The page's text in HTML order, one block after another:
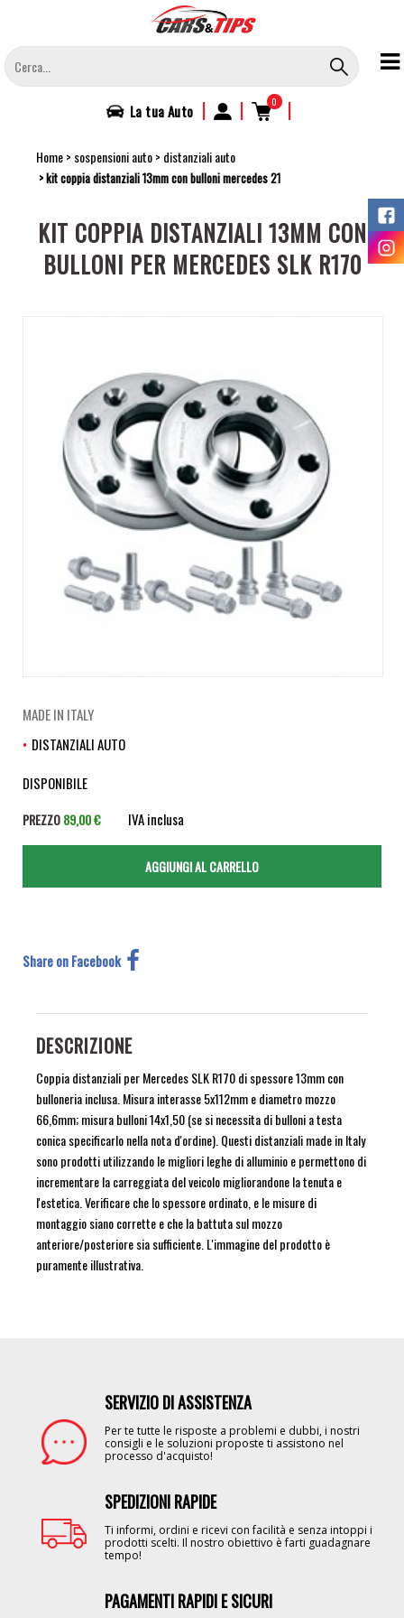
contenuto
principale
La tuaAuto | | 0 |
Home sospensioni auto distanziali auto
kit coppia distanziali 13mm con bulloni mercedes 21
KIT COPPIA DISTANZIALI 13MM CON
BULLONI PER MERCEDES SLK R170
MADE IN ITALY
DISTANZIALI AUTO
DISPONIBILE
PREZZO89,00 € IVA inclusa
Share on Facebook
DESCRIZIONE
Coppia distanziali per Mercedes SLK R170 di spessore 13mm con
bulloneria inclusa. Misura interasse 5x112mm e diametro mozzo
66,6mm; misura bulloni 14x1,50 (se si necessita di bulloni a testa
conica specificarlo nella nota d'ordine). Questi distanziali made in Italy
sono prodotti utilizzando le migliori leghe di alluminio e permettono di
incrementare la carreggiata del veicolo migliorandone la tenuta e
l'estetica. Verificare che lo spessore ordinato, e le misure di
montaggio siano corrette e che la battuta sul mozzo
anteriore/posteriore sia sufficiente. L'immagine del prodotto è
puramente illustrativa.
SERVIZIO DI ASSISTENZA
Per te tutte le risposte a problemi e dubbi, i nostri
consigli e le soluzioni proposte ti assistono nel
processo d'acquisto!
SPEDIZIONI RAPIDE
Ti informi, ordini e ricevi con facilità e senza intoppi i
prodotti scelti. Il nostro obiettivo è farti guadagnare
tempo!
PAGAMENTI RAPIDI E SICURI